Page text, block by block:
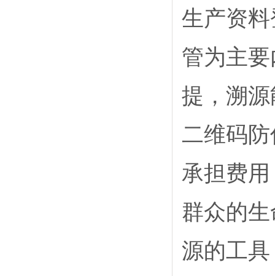
生产资
管为主
提，溯
二维码
承担费
群众的
源的工